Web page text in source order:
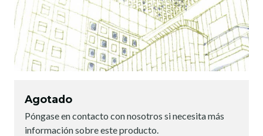
Agotado
Póngase en contacto con nosotros si necesita más
información sobre este producto.